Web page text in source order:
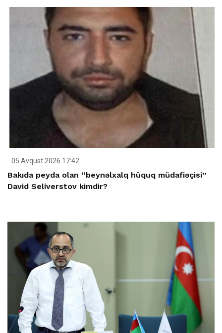
05 Avqust 2026 17:42
Bakıda peyda olan “beynəlxalq hüquq müdafiəçisi”
David Seliverstov kimdir?